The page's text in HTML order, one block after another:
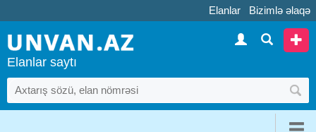
Elanlar Bizimlə əlaqə
Elanlar saytı